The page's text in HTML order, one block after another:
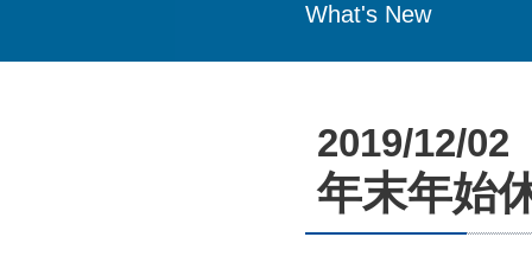
What's New
2019/12/02
年末年始